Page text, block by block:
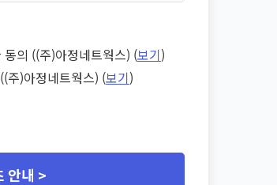
의 ((주)아정네트웍스) (보기)
주)아정네트웍스) (보기)
안내 >